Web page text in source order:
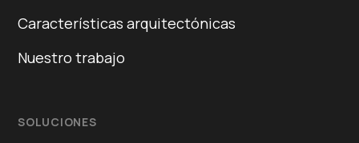
Características arquitectónicas
Nuestro trabajo
SOLUCIONES